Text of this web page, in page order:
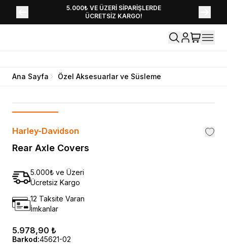
5.000₺ VE ÜZERİ SİPARİŞLERDE
ÜCRETSİZ KARGO!
YENİ SEZON KOLEKSİYONU EKLENDİ,
HEMEN KEŞFET!
Ana Sayfa Özel Aksesuarlar ve Süsleme
Harley-Davidson
Rear Axle Covers
5.000₺ ve Üzeri
Ücretsiz Kargo
12 Taksite Varan
İmkanlar
5.978,90 ₺
Barkod:45621-02